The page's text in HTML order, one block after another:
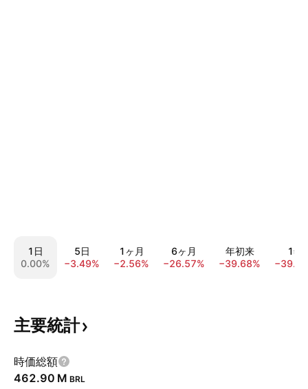
1日
0.00%
5日
−3.49%
1ヶ月
−2.56%
6ヶ月
−26.57%
年初来
−39.68%
1年
主要統計
時価総額
‪462.90 M‬ BRL